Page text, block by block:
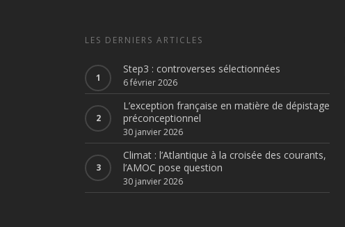
LES DERNIERS ARTICLES
Step3 : controverses sélectionnées
6 février 2026
L’exception française en matière de dépistage
préconceptionnel
30 janvier 2026
Climat : l’Atlantique à la croisée des courants,
l’AMOC pose question
30 janvier 2026